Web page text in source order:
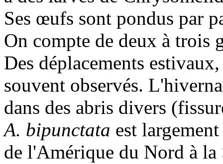
Ses œufs sont pondus par
On compte de deux à trois
Des déplacements
souvent observés.
dans des abris divers
A. bipunctata est
de l'Amérique du Nord à la